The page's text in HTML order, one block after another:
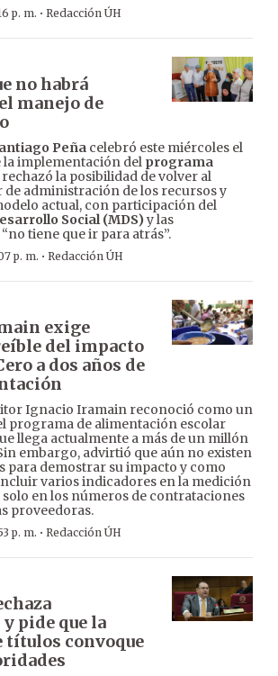
p. m. · Redacción ÚH
no habrá
manejo de
Peña celebró este miércoles el
la implementación del programa
rechazó la posibilidad de volver al
de administración de los recursos y
actual, con participación del
Social (MDS)y las
tiene que ir para atrás”.
p. m. · Redacción ÚH
exige
del impacto
a dos años de
Ignacio Iramain reconoció como un
programa de alimentación escolar
llega actualmente a más de un millón
embargo, advirtió que aún no existen
para demostrar su impacto y como
varios indicadores en la medición
solo en los números de contrataciones
proveedoras.
p. m. · Redacción ÚH
pide que la
títulos convoque